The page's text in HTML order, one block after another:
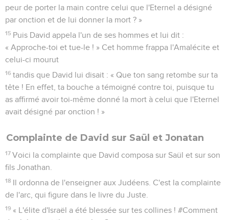
peur de porter la main contre celui que l'Eternel a désigné
par onction et de lui donner la mort ? »
15 Puis David appela l'un de ses hommes et lui dit :
« Approche-toi et tue-le ! » Cet homme frappa l'Amalécite et
celui-ci mourut
16 tandis que David lui disait : « Que ton sang retombe sur ta
tête ! En effet, ta bouche a témoigné contre toi, puisque tu
as affirmé avoir toi-même donné la mort à celui que l'Eternel
avait désigné par onction ! »
Complainte de David sur Saül et Jonatan
17 Voici la complainte que David composa sur Saül et sur son
fils Jonathan.
18 Il ordonna de l'enseigner aux Judéens. C'est la complainte
de l'arc, qui figure dans le livre du Juste.
19 « L'élite d'Israël a été blessée sur tes collines ! #Comment